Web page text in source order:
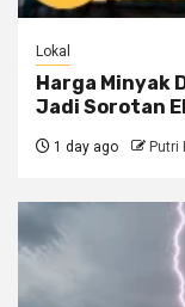
Lokal
Harga Minyak
Jadi Sorotan
1 day ago Putri